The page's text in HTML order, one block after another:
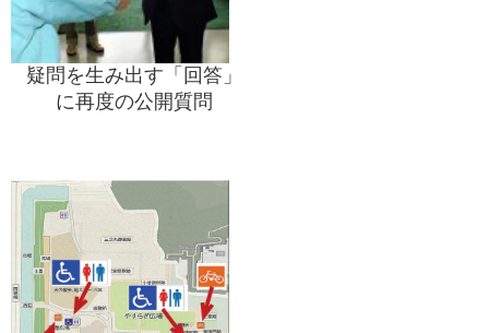
疑問を生み出す「回答」
に再度の公開質問